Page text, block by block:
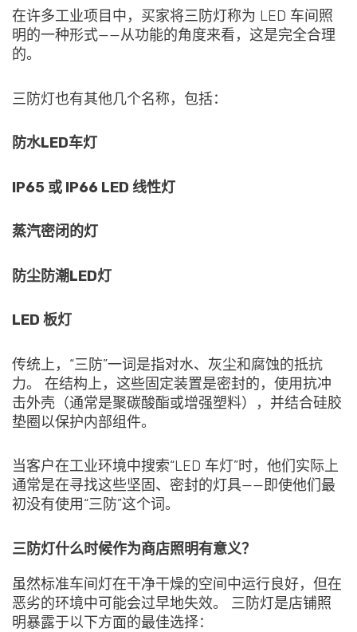
在许多工业项目中，买家将三防灯称为 LED 车间照
明的一种形式——从功能的角度来看，这是完全合理
的。
三防灯也有其他几个名称，包括：
防水LED车灯
IP65 或 IP66 LED 线性灯
蒸汽密闭的灯
防尘防潮LED灯
LED 板灯
传统上，“三防”一词是指对水、灰尘和腐蚀的抵抗
力。 在结构上，这些固定装置是密封的，使用抗冲
击外壳（通常是聚碳酸酯或增强塑料），并结合硅胶
垫圈以保护内部组件。
当客户在工业环境中搜索“LED 车灯”时，他们实际上
通常是在寻找这些坚固、密封的灯具——即使他们最
初没有使用“三防”这个词。
三防灯什么时候作为商店照明有意义？
虽然标准车间灯在干净干燥的空间中运行良好，但在
恶劣的环境中可能会过早地失效。 三防灯是店铺照
明暴露于以下方面的最佳选择：